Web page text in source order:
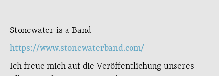
Stonewater is a Band
https://www.stonewaterband.com/
Ich freue mich auf die Veröffentlichung unseres